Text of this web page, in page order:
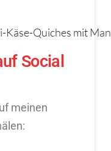
Social
meinen